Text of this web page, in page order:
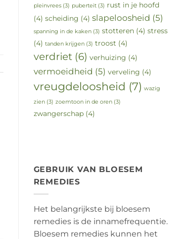
pleinvrees(3) puberteit(3) rust in je hoofd
(4) scheiding (4) slapeloosheid (5)
spanning in de kaken(3) stotteren(4) stress
(4) tanden krijgen(3) troost (4)
verdriet(6) verhuizing (4)
vermoeidheid (5) verveling (4)
vreugdeloosheid (7) wazig
zien(3) zoemtoon in de oren(3)
zwangerschap(4)
GEBRUIK VAN BLOESEM
REMEDIES
Het belangrijkste bij bloesem
remedies is de innamefrequentie.
Bloesem remedies kunnen het